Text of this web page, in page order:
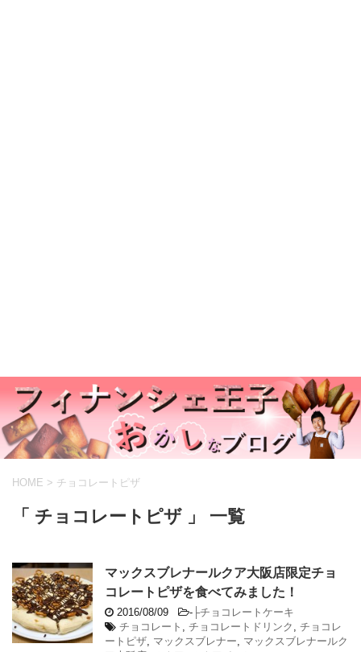
HOME > チョコレートピザ
「 チョコレートピザ 」 一覧
マックスブレナールクア大阪店限定チョ
コレートピザを食べてみました！
2016/08/09 - ├チョコレートケーキ
チョコレート
チョコレートドリンク
チョコレ
ートピザ マックスブレナー
マックスブレナールク